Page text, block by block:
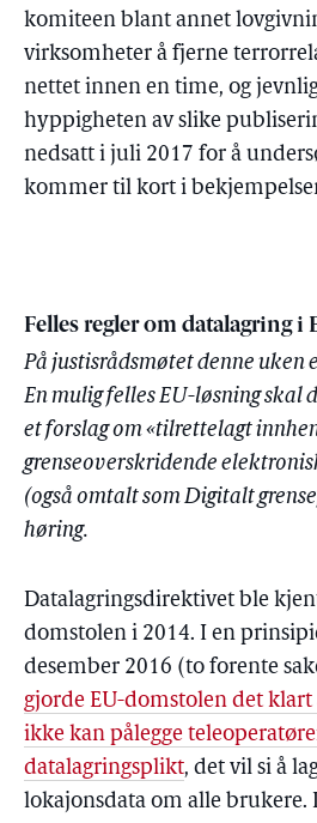
komiteen blant annet
virksomheter å fjerne
nettet innen en time, og
hyppigheten av slike
nedsatt i juli 2017 for å
kommer til kort i
Felles regler om datalagring i
På justisrådsmøtet denne uken
En mulig felles EU-løsning skal
et forslag om «tilrettelagt
grenseoverskridende
(også omtalt som Digitalt
høring.
Datalagringsdirektivet ble
domstolen i 2014. I en
desember 2016 (to forente
gjorde EU-domstolen det
ikke kan pålegge
datalagringsplikt, det vil si å
lokajonsdata om alle brukere.